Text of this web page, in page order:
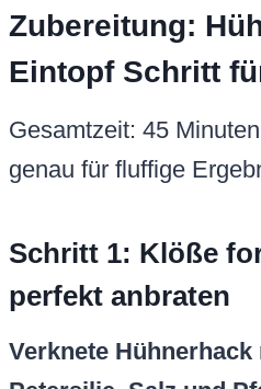
Zubereitung:
Eintopf Schritt
Gesamtzeit: 45
genau für fluffige
Schritt 1: Klöße
perfekt anbraten
Verknete